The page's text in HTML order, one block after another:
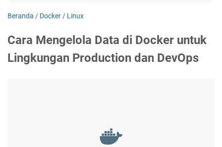
Beranda / Docker / Linux
Cara Mengelola Data di Docker untuk
Lingkungan Production dan DevOps